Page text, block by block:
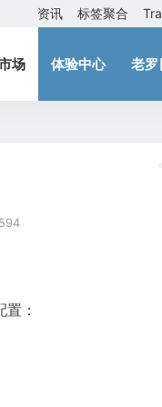
资讯 标签聚合
场 体验中心 老罗
594
：